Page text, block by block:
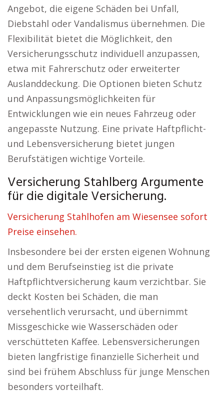
Angebot, die eigene Schäden bei Unfall,
Diebstahl oder Vandalismus übernehmen. Die
Flexibilität bietet die Möglichkeit, den
Versicherungsschutz individuell anzupassen,
etwa mit Fahrerschutz oder erweiterter
Auslanddeckung. Die Optionen bieten Schutz
und Anpassungsmöglichkeiten für
Entwicklungen wie ein neues Fahrzeug oder
angepasste Nutzung. Eine private Haftpflicht-
und Lebensversicherung bietet jungen
Berufstätigen wichtige Vorteile.
Versicherung Stahlberg Argumente
für die digitale Versicherung.
Versicherung Stahlhofen am Wiesensee sofort
Preise einsehen.
Insbesondere bei der ersten eigenen Wohnung
und dem Berufseinstieg ist die private
Haftpflichtversicherung kaum verzichtbar. Sie
deckt Kosten bei Schäden, die man
versehentlich verursacht, und übernimmt
Missgeschicke wie Wasserschäden oder
verschütteten Kaffee. Lebensversicherungen
bieten langfristige finanzielle Sicherheit und
sind bei frühem Abschluss für junge Menschen
besonders vorteilhaft.